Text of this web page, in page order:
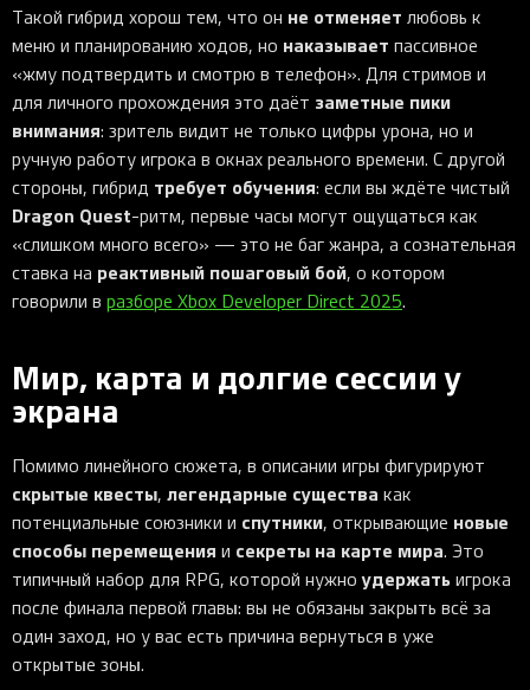
Такой гибрид хорош тем, что он не отменяет любовь к
меню и планированию ходов, но наказывает пассивное
«жму подтвердить и смотрю в телефон». Для стримов и
для личного прохождения это даёт заметные пики
внимания: зритель видит не только цифры урона, но и
ручную работу игрока в окнах реального времени. С другой
стороны, гибрид требует обучения: если вы ждёте чистый
Dragon Quest-ритм, первые часы могут ощущаться как
«слишком много всего» — это не баг жанра, а сознательная
ставка на реактивный пошаговый бой, о котором
говорили в разборе Xbox Developer Direct 2025.
Мир, карта и долгие сессии у
экрана
Помимо линейного сюжета, в описании игры фигурируют
скрытые квесты, легендарные существа как
потенциальные союзники и спутники, открывающие новые
способы перемещения и секреты на карте мира. Это
типичный набор для RPG, которой нужноудержатьигрока
после финала первой главы: вы не обязаны закрыть всё за
один заход, но у вас есть причина вернуться в уже
открытые зоны.